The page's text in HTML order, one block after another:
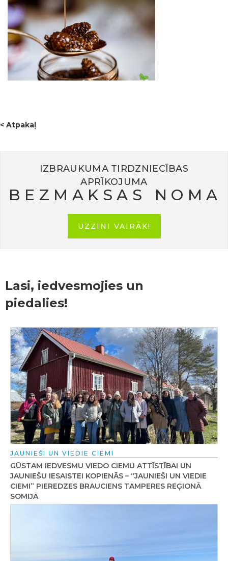
< Atpakaļ
IZBRAUKUMA TIRDZNIECĪBAS
APRĪKOJUMA
BEZMAKSAS NOMA
UZZINI VAIRĀK!
Lasi, iedvesmojies un
piedalies!
JAUNIEŠI UN VIEDIE CIEMI
GŪSTAM IEDVESMU VIEDO CIEMU ATTĪSTĪBAI UN
JAUNIEŠU IESAISTEI KOPIENĀS – “JAUNIEŠI UN VIEDIE
CIEMI” PIEREDZES BRAUCIENS TAMPERES REĢIONĀ
SOMIJĀ